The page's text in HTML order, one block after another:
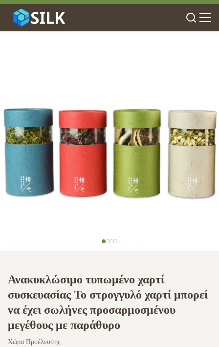
Ανακυκλώσιμο τυπωμένο χαρτί
συσκευασίας Το στρογγυλό χαρτί μπορεί
να έχει σωλήνες προσαρμοσμένου
μεγέθους με παράθυρο
Χώρα Προέλευσης